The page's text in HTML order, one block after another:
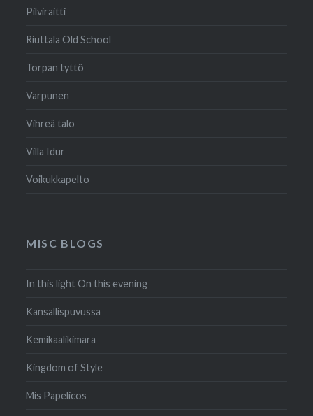
Pilviraitti
Riuttala Old School
Torpan tyttö
Varpunen
Vihreä talo
Villa Idur
Voikukkapelto
MISC BLOGS
In this light On this evening
Kansallispuvussa
Kemikaalikimara
Kingdom of Style
Mis Papelicos